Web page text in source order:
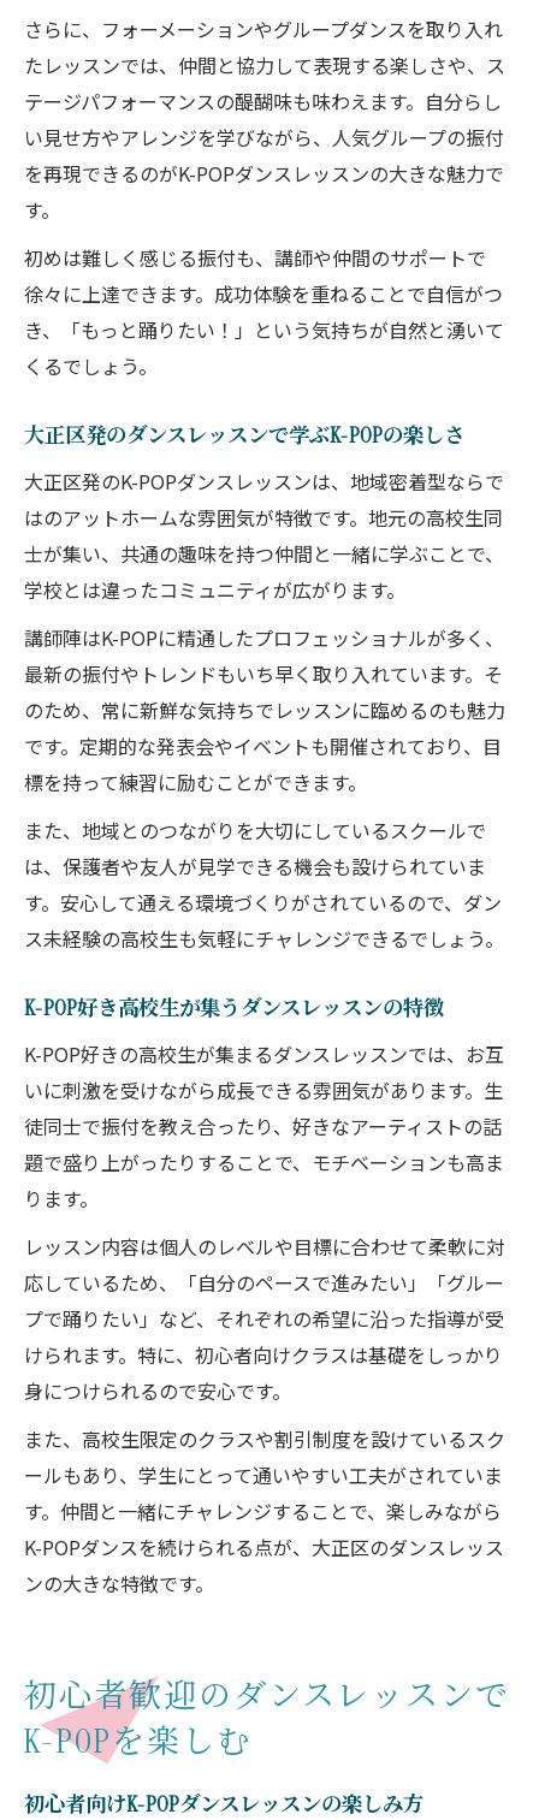
さらに、フォーメーションやグループダンスを取り入れ
たレッスンでは、仲間と協力して表現する楽しさや、ス
テージパフォーマンスの醍醐味も味わえます。自分らし
い見せ方やアレンジを学びながら、人気グループの振付
を再現できるのがK-POPダンスレッスンの大きな魅力で
す。
初めは難しく感じる振付も、講師や仲間のサポートで
徐々に上達できます。成功体験を重ねることで自信がつ
き、「もっと踊りたい！」という気持ちが自然と湧いて
くるでしょう。
大正区発のダンスレッスンで学ぶK-POPの楽しさ
大正区発のK-POPダンスレッスンは、地域密着型ならで
はのアットホームな雰囲気が特徴です。地元の高校生同
士が集い、共通の趣味を持つ仲間と一緒に学ぶことで、
学校とは違ったコミュニティが広がります。
講師陣はK-POPに精通したプロフェッショナルが多く、
最新の振付やトレンドもいち早く取り入れています。そ
のため、常に新鮮な気持ちでレッスンに臨めるのも魅力
です。定期的な発表会やイベントも開催されており、目
標を持って練習に励むことができます。
また、地域とのつながりを大切にしているスクールで
は、保護者や友人が見学できる機会も設けられていま
す。安心して通える環境づくりがされているので、ダン
ス未経験の高校生も気軽にチャレンジできるでしょう。
K-POP好き高校生が集うダンスレッスンの特徴
K-POP好きの高校生が集まるダンスレッスンでは、お互
いに刺激を受けながら成長できる雰囲気があります。生
徒同士で振付を教え合ったり、好きなアーティストの話
題で盛り上がったりすることで、モチベーションも高ま
ります。
レッスン内容は個人のレベルや目標に合わせて柔軟に対
応しているため、「自分のペースで進みたい」「グルー
プで踊りたい」など、それぞれの希望に沿った指導が受
けられます。特に、初心者向けクラスは基礎をしっかり
身につけられるので安心です。
また、高校生限定のクラスや割引制度を設けているスク
ールもあり、学生にとって通いやすい工夫がされていま
す。仲間と一緒にチャレンジすることで、楽しみながら
K-POPダンスを続けられる点が、大正区のダンスレッス
ンの大きな特徴です。
初心者歓迎のダンスレッスンで
K-POPを楽しむ
初心者向けK-POPダンスレッスンの楽しみ方